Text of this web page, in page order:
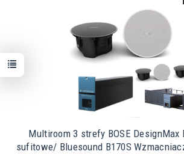
Multiroom 3 strefy BOSE DesignMax
sufitowe/ Bluesound B170S